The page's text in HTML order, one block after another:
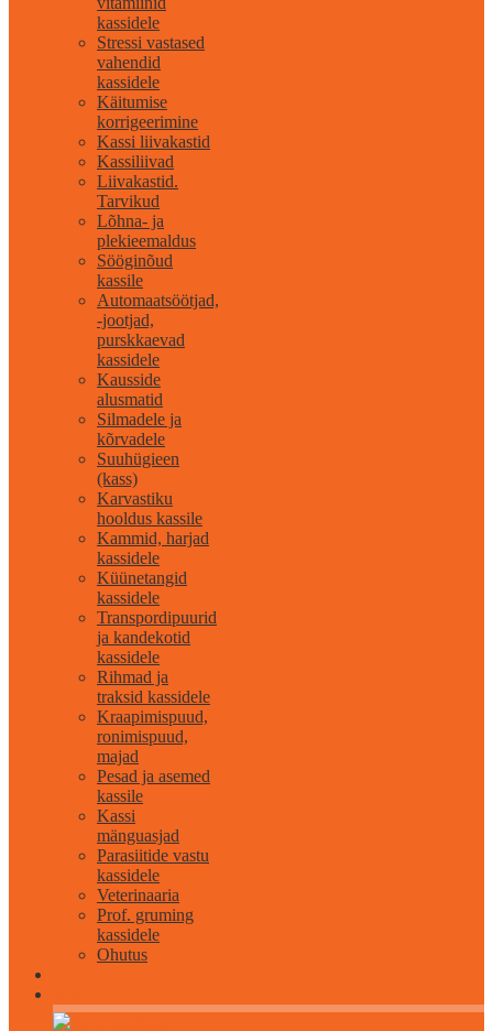
kassidele
Stressi vastased
vahendid
kassidele
Käitumise
korrigeerimine
Kassi liivakastid
Kassiliivad
Liivakastid.
Tarvikud
Lõhna- ja
plekieemaldus
Sööginõud
kassile
Automaatsöötjad,
-jootjad,
purskkaevad
kassidele
Kausside
alusmatid
Silmadele ja
kõrvadele
Suuhügieen
(kass)
Karvastiku
hooldus kassile
Kammid, harjad
kassidele
Küünetangid
kassidele
Transpordipuurid
ja kandekotid
kassidele
Rihmad ja
traksid kassidele
Kraapimispuud,
ronimispuud,
majad
Pesad ja asemed
kassile
Kassi
mänguasjad
Parasiitide vastu
kassidele
Veterinaaria
Prof. gruming
kassidele
Ohutus